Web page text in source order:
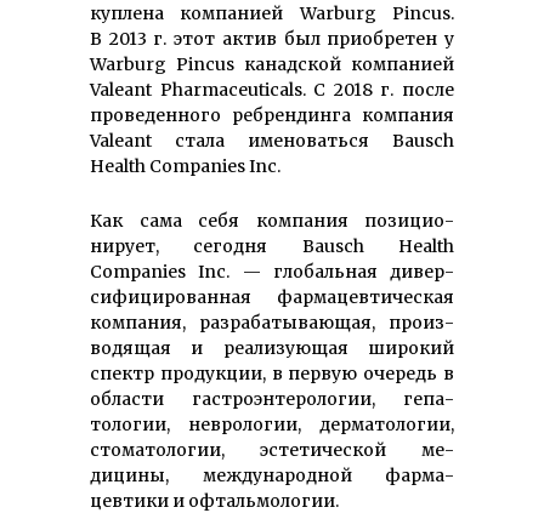
куплена компанией Warburg Pincus.
В 2013 г. этот актив был приобретен у
Warburg Pincus канадской компанией
Valeant Pharmaceuticals. С 2018 г. после
проведенного ребрендинга компания
Valeant стала именоваться Bausch
Health Companies Inc.
Как сама себя компания по­зи­цио­
нирует, сегодня Bausch Health
Companies Inc. — глобальная дивер­
сифи­циро­ван­ная фар­ма­цев­ти­ческая
компания, раз­раба­тываю­щая, произ­
водящая и реа­лизую­щая широкий
спектр про­дукции, в первую очередь в
области гас­тро­энте­рологии, ге­па­
тологии, нев­рологии, дер­матологии,
сто­ма­тологии, эс­те­тической ме­
дицины, меж­ду­народной фар­ма­
цевтики и оф­таль­мологии.